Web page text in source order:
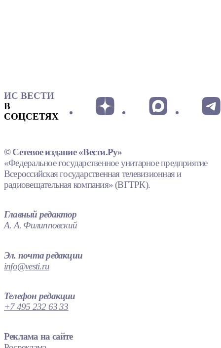
ИС ВЕСТИ
В
СОЦСЕТЯХ
© Сетевое издание «Вести.Ру»
«Федеральное государственное унитарное предприятие
Всероссийская государственная телевизионная и
радиовещательная компания» (ВГТРК).
Главный редактор
А. А. Филипповский
Эл. почта редакции
info@vesti.ru
Телефон редакции
+7 495 232 63 33
Реклама на сайте